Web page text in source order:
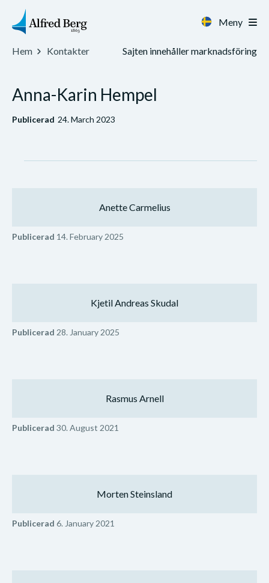
Meny
Sajten innehåller marknadsföring
Hem Kontakter
Anna-Karin Hempel
Publicerad 24. March 2023
Anette Carmelius
Publicerad 14. February 2025
Kjetil Andreas Skudal
Publicerad 28. January 2025
Rasmus Arnell
Publicerad 30. August 2021
Morten Steinsland
Publicerad 6. January 2021